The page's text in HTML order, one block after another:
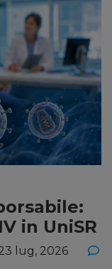
in UniSR
lug, 2026